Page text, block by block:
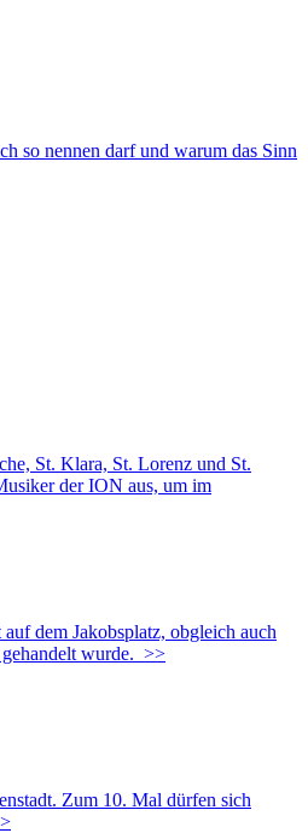
so nennen darf und warum das Sinn
St. Klara, St. Lorenz und St.
der ION aus, um im
dem Jakobsplatz, obgleich auch
wurde. >>
Zum 10. Mal dürfen sich